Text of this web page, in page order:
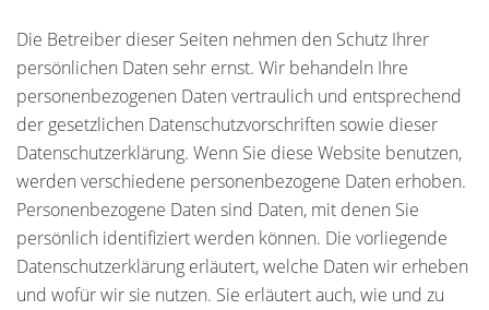
Die Betreiber dieser Seiten nehmen den Schutz Ihrer
persönlichen Daten sehr ernst. Wir behandeln Ihre
personenbezogenen Daten vertraulich und entsprechend
der gesetzlichen Datenschutzvorschriften sowie dieser
Datenschutzerklärung. Wenn Sie diese Website benutzen,
werden verschiedene personenbezogene Daten erhoben.
Personenbezogene Daten sind Daten, mit denen Sie
persönlich identifiziert werden können. Die vorliegende
Datenschutzerklärung erläutert, welche Daten wir erheben
und wofür wir sie nutzen. Sie erläutert auch, wie und zu